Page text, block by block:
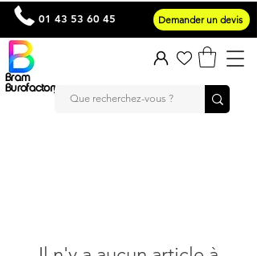
Bram
Burofactory
01 43 53 60 45 Demander un devis